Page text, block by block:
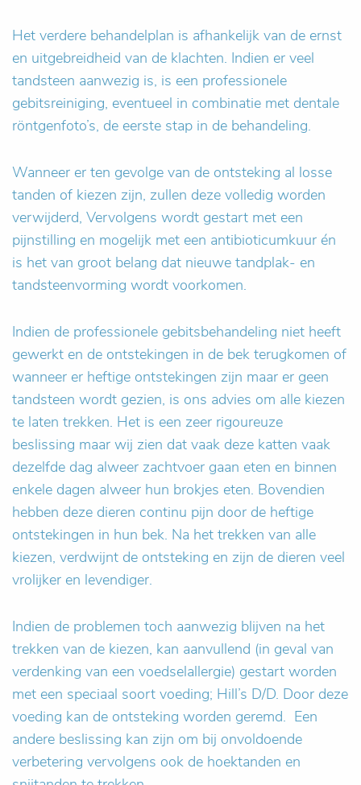
Het verdere behandelplan is afhankelijk van de ernst
en uitgebreidheid van de klachten. Indien er veel
tandsteen aanwezig is, is een professionele
gebitsreiniging, eventueel in combinatie met dentale
röntgenfoto’s, de eerste stap in de behandeling.
Wanneer er ten gevolge van de ontsteking al losse
tanden of kiezen zijn, zullen deze volledig worden
verwijderd, Vervolgens wordt gestart met een
pijnstilling en mogelijk met een antibioticumkuur én
is het van groot belang dat nieuwe tandplak- en
tandsteenvorming wordt voorkomen.
Indien de professionele gebitsbehandeling niet heeft
gewerkt en de ontstekingen in de bek terugkomen of
wanneer er heftige ontstekingen zijn maar er geen
tandsteen wordt gezien, is ons advies om alle kiezen
te laten trekken. Het is een zeer rigoureuze
beslissing maar wij zien dat vaak deze katten vaak
dezelfde dag alweer zachtvoer gaan eten en binnen
enkele dagen alweer hun brokjes eten. Bovendien
hebben deze dieren continu pijn door de heftige
ontstekingen in hun bek. Na het trekken van alle
kiezen, verdwijnt de ontsteking en zijn de dieren veel
vrolijker en levendiger.
Indien de problemen toch aanwezig blijven na het
trekken van de kiezen, kan aanvullend (in geval van
verdenking van een voedselallergie) gestart worden
met een speciaal soort voeding; Hill’s D/D. Door deze
voeding kan de ontsteking worden geremd. Een
andere beslissing kan zijn om bij onvoldoende
verbetering vervolgens ook de hoektanden en